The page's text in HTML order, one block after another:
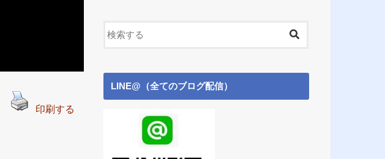
印刷する
LINE@（全てのブログ配信）